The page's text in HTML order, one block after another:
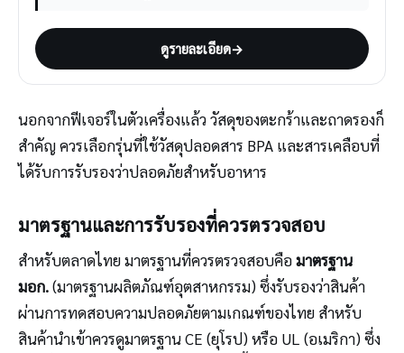
ดูรายละเอียด→
นอกจากฟีเจอร์ในตัวเครื่องแล้ว วัสดุของตะกร้าและถาดรองก็
สำคัญ ควรเลือกรุ่นที่ใช้วัสดุปลอดสาร BPA และสารเคลือบที่
ได้รับการรับรองว่าปลอดภัยสำหรับอาหาร
มาตรฐานและการรับรองที่ควรตรวจสอบ
สำหรับตลาดไทย มาตรฐานที่ควรตรวจสอบคือมาตรฐาน
มอก.(มาตรฐานผลิตภัณฑ์อุตสาหกรรม) ซึ่งรับรองว่าสินค้า
ผ่านการทดสอบความปลอดภัยตามเกณฑ์ของไทย สำหรับ
สินค้านำเข้าควรดูมาตรฐาน CE (ยุโรป) หรือ UL (อเมริกา) ซึ่ง